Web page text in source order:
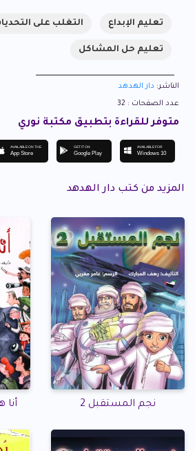
تعليم الإبداع التغلب على
تعليم حل المشاكل
الناشر: دار الهدهد
عدد الصفحات : 32
متوفر للقراءة بتطبيق مكتبة نوري
AVAILABLE ON THE
App Store
GET IT ON
Google Play
AVAILABLE FOR
Windows 10
المزيد من كتب دار الهدهد
نجم المستقبل 2